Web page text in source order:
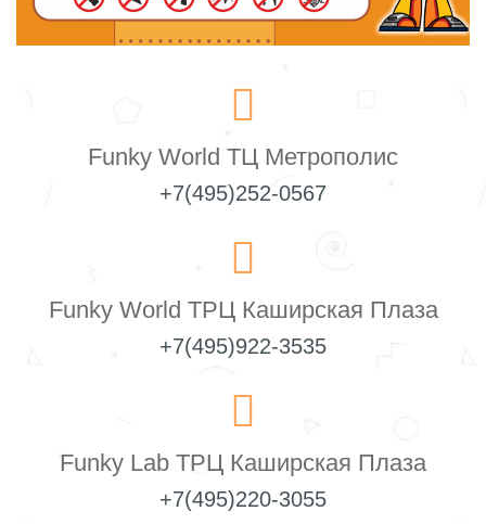
Funky World ТЦ Метрополис
+7(495)252-0567
Funky World ТРЦ Каширская Плаза
+7(495)922-3535
Funky Lab ТРЦ Каширская Плаза
+7(495)220-3055